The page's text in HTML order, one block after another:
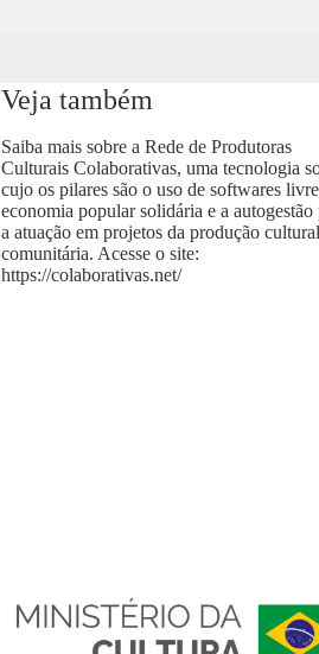
Veja também
Saiba mais sobre a Rede de Produtoras
Culturais Colaborativas, uma tecnologia
cujo os pilares são o uso de softwares
economia popular solidária e a autogestão
a atuação em projetos da produção cultural
comunitária. Acesse o site:
https://colaborativas.net/